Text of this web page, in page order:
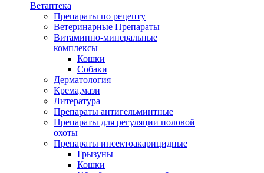
Ветаптека
Препараты по рецепту
Ветеринарные Препараты
Витаминно-минеральные
комплексы
Кошки
Собаки
Дерматология
Крема,мази
Литература
Препараты антигельминтные
Препараты для регуляции половой
охоты
Препараты инсектоакарицидные
Грызуны
Кошки